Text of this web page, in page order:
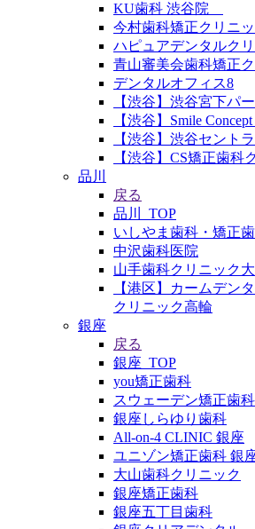
KU歯科 渋谷院
今村歯科矯正クリニ
ハピュアデンタルク
青山審美会歯科矯正
デンタルオフィス8
【渋谷】渋谷宮下パ
【渋谷】Smile
【渋谷】渋谷セント
【渋谷】CS矯正歯科
品川
戻る
品川_TOP
いしやま歯科・矯正
中沢歯科医院
山手歯科クリニック
【港区】カームデン
クリニック高輪
銀座
戻る
銀座_TOP
you矯正歯科
スウェーデン矯正歯科
銀座しらゆり歯科
All-on-4 CLINIC 銀座
ユニゾン矯正歯科 銀
大山歯科クリニック
銀座矯正歯科
銀座五丁目歯科